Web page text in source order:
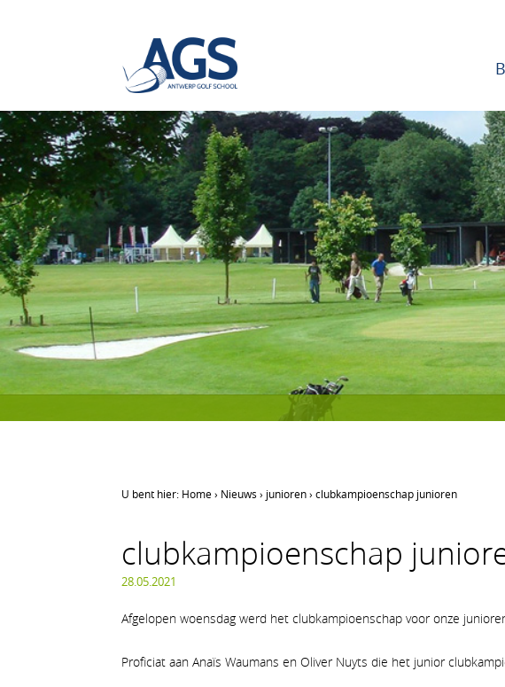
Leren golfen
Golf
U bent hier: Home› Nieuws › junioren› clubkampioenschap junioren
clubkampioenschap
28.05.2021
Afgelopen woensdag werd het clubkampioenschap voor onze
Proficiat aan Anaïs Waumans en Oliver Nuyts die het junior